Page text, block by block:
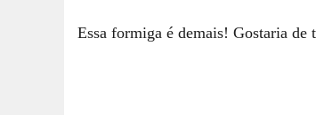
Essa formiga é demais! Gostaria